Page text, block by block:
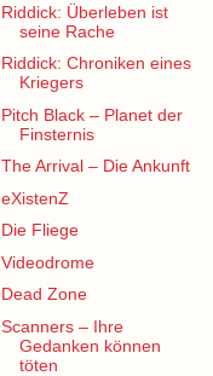
Riddick: Überleben ist
seine Rache
Riddick: Chroniken eines
Kriegers
Pitch Black – Planet der
Finsternis
The Arrival – Die Ankunft
eXistenZ
Die Fliege
Videodrome
Dead Zone
Scanners – Ihre
Gedanken können
töten